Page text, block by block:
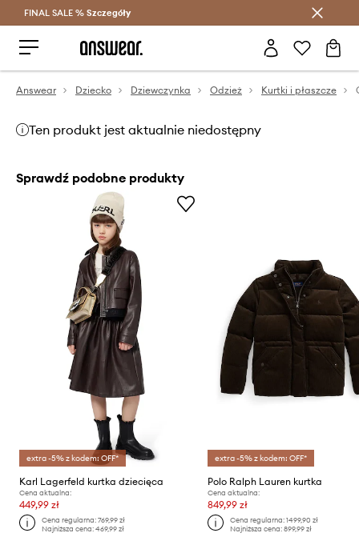
Oszczędzaj z Answear Club >
FINAL SALE % Szczegóły
Answear Dziecko Dziewczynka Odzież Kurtki i płaszcze
Ten produkt jest aktualnie niedostępny
Sprawdź podobne produkty
extra -5% z kodem: OFF*
Karl Lagerfeld kurtka dziecięca
Cena aktualna:
449,99 zł
Cena regularna:769,99 zł
Najniższa cena:469,99 zł
extra -5% z kodem: OFF*
Polo Ralph Lauren kurtka
Cena aktualna:
849,99 zł
Cena regularna: 1499,90 zł
Najniższa cena: 899,99 zł